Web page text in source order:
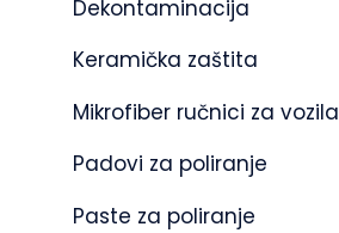
Dekontaminacija
Keramička zaštita
Mikrofiber ručnici za vozila
Padovi za poliranje
Paste za poliranje